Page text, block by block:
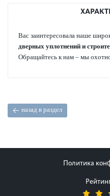
Вас заинтер­ес­овала наше
дверных уплотнений и
Обращайтесь к нам – мы
назад в раздел
Политика